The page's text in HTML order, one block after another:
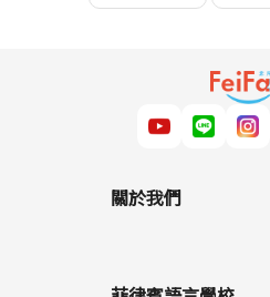
關於我們
服務流程